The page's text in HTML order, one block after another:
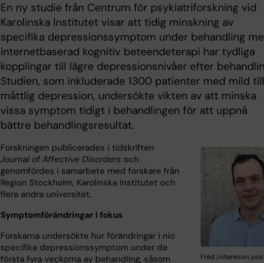
En ny studie från Centrum för psykiatriforskning vid
Karolinska Institutet visar att tidig minskning av
specifika depressionssymptom under behandling
internetbaserad kognitiv beteendeterapi har tydliga
kopplingar till lägre depressionsnivåer efter
Studien, som inkluderade 1300 patienter med mild till
måttlig depression, undersökte vikten av att minska
vissa symptom tidigt i behandlingen för att uppnå
bättre behandlingsresultat.
Fred Johansson,
Forskningen publicerades i tidskriften
Journal of Affective Disorders och
genomfördes i samarbete med forskare från
Region Stockholm, Karolinska Institutet och
flera andra universitet.
Symptomförändringar i fokus
Forskarna undersökte hur förändringar i nio
specifika depressionssymptom under de
första fyra veckorna av behandling, såsom